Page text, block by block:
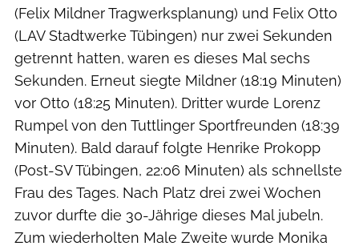
(Felix Mildner Tragwerksplanung) und Felix Otto
(LAV Stadtwerke Tübingen) nur zwei Sekunden
getrennt hatten, waren es dieses Mal sechs
Sekunden. Erneut siegte Mildner (18:19 Minuten)
vor Otto (18:25 Minuten). Dritter wurde Lorenz
Rumpel von den Tuttlinger Sportfreunden (18:39
Minuten). Bald darauf folgte Henrike Prokopp
(Post-SV Tübingen, 22:06 Minuten) als schnellste
Frau des Tages. Nach Platz drei zwei Wochen
zuvor durfte die 30-Jährige dieses Mal jubeln.
Zum wiederholten Male Zweite wurde Monika